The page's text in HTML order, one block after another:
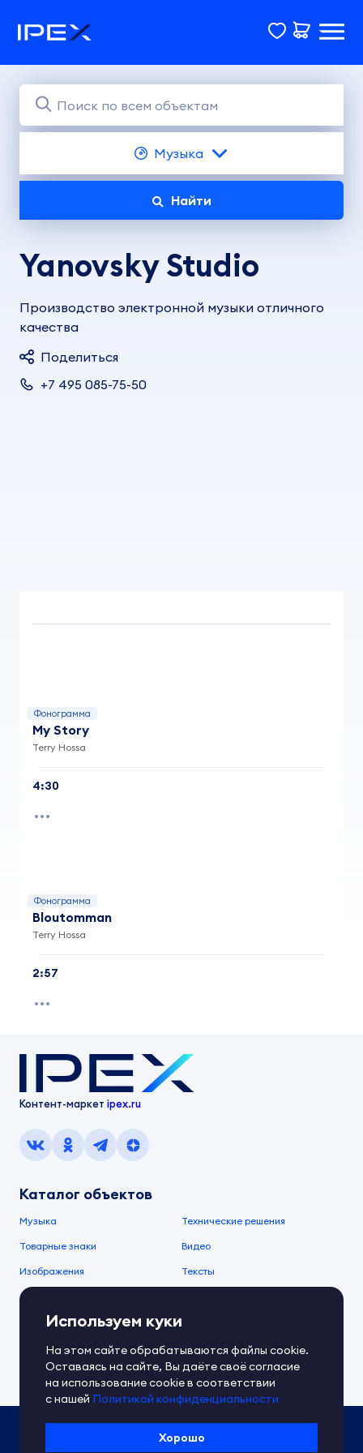
Музыка
Найти
Yanovsky Studio
Производство электронной музыки отличного
качества
Поделиться
+7 495 085-75-50
Фонограмма
My Story
Terry Hossa
4:30
Фонограмма
Bloutomman
Terry Hossa
2:57
Контент-маркет ipex.ru
Каталог объектов
Музыка Технические решения
Товарные знаки Видео
Изображения Тексты
О компании
О сервисе
Документы IPEX Справочный центр
Контакты Обратная связь
Политика IPEX по обработке ПД
Условия использования платформы
Используем куки
На этом сайте обрабатываются файлы cookie.
Оставаясь на сайте, Вы даёте своё согласие
на использование cookie в соответствии
с нашей Политикой конфиденциальности
Хорошо